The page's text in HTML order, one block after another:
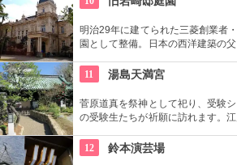
す。
明治29年に建てられた三菱創業者
園として整備。日本の西洋建築の
文化財にもなっている。
11 湯島天満宮
菅原道真を祭神として祀り、受験
の受験生たちが祈願に訪れます。
おり、境内には約300本もの梅が
わしい香りを漂わせます。2月上旬
12 鈴本演芸場